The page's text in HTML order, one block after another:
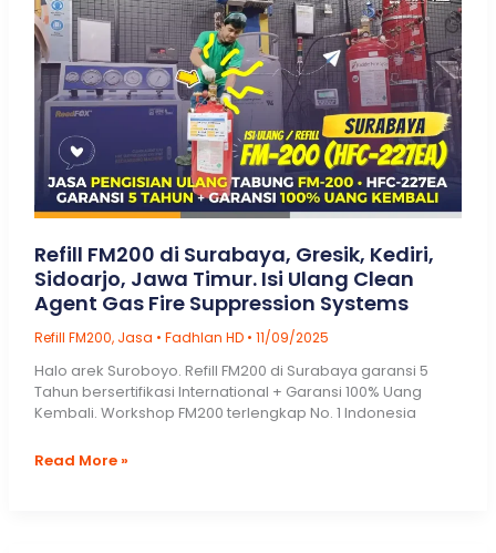
&
Novec
1230
Fire
Suppression
Systems
Mengacu
NFPA
2001
edisi
2025
Refill FM200 di Surabaya, Gresik, Kediri,
Sidoarjo, Jawa Timur. Isi Ulang Clean
Agent Gas Fire Suppression Systems
Refill FM200, Jasa • Fadhlan HD • 11/09/2025
Halo arek Suroboyo. Refill FM200 di Surabaya garansi 5
Tahun bersertifikasi International + Garansi 100% Uang
Kembali. Workshop FM200 terlengkap No. 1 Indonesia
Refill
Read More »